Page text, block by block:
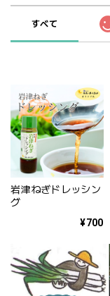
すべて
岩津ねぎドレッシン
グ
¥700